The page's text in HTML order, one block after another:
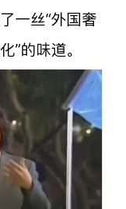
一丝“外国奢
”的味道。